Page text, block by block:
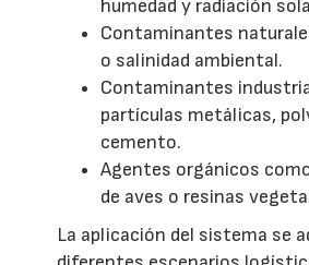
humedad y radiación
Contaminantes
o salinidad ambiental.
Contaminantes
partículas metálicas,
cemento.
Agentes orgánicos
de aves o resinas
La aplicación del sistema se